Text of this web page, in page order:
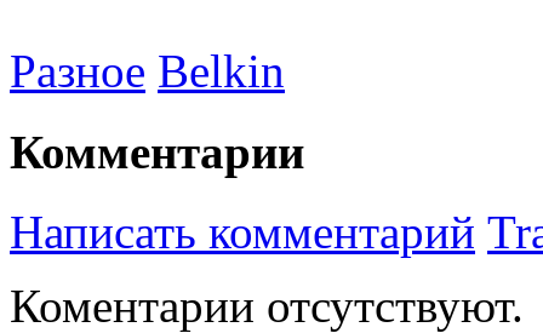
Разное Belkin
Комментарии
Написать комментарий
Коментарии отсутствуют.